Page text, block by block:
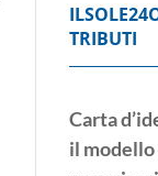
TRIBUTI
il